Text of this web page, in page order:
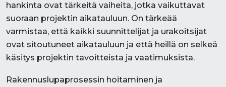
hankinta ovat tärkeitä vaiheita, jotka vaikuttavat
suoraan projektin aikatauluun. On tärkeää
varmistaa, että kaikki suunnittelijat ja urakoitsijat
ovat sitoutuneet aikatauluun ja että heillä on selkeä
käsitys projektin tavoitteista ja vaatimuksista.
Rakennuslupaprosessin hoitaminen ja